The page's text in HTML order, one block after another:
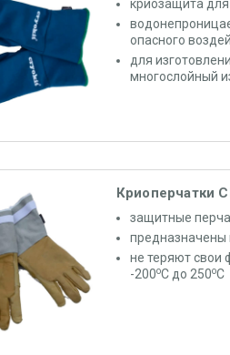
криозащита
опасного
для
многослойный
Криоперчатки
защитные
предназначены
не теряют свои
-200оС до 250оС